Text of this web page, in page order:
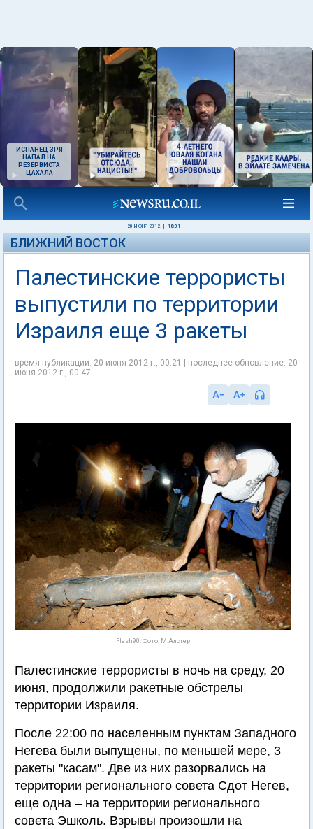
ИСПАНЕЦ ЗРЯ
НАПАЛ НА
РЕЗЕРВИСТА
ЦАХАЛА
20 ИЮНЯ 2012 18:01
БЛИЖНИЙ ВОСТОК
Палестинские террористы
выпустили по территории
Израиля еще 3 ракеты
время публикации: 20 июня 2012 г., 00:21 | последнее обновление: 20
июня 2012 г., 00:47
Flash90. Фото: М.Алстер
Палестинские террористы в ночь на среду, 20
июня, продолжили ракетные обстрелы
территории Израиля.
После 22:00 по населенным пунктам Западного
Негева были выпущены, по меньшей мере, 3
ракеты "касам". Две из них разорвались на
территории регионального совета Сдот Негев,
еще одна – на территории регионального
совета Эшколь. Взрывы произошли на